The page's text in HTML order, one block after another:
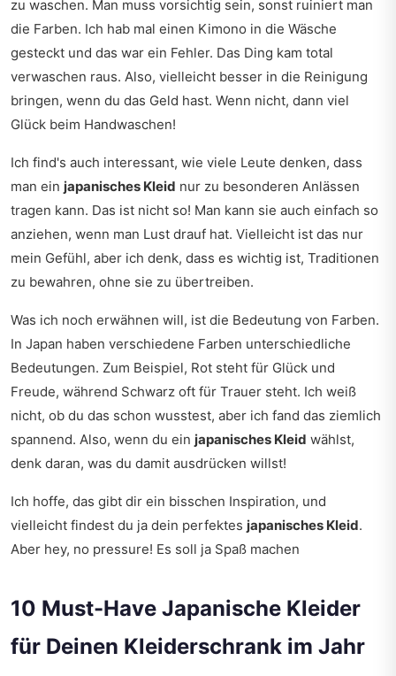
zu waschen. Man muss vorsichtig sein, sonst ruiniert man
die Farben. Ich hab mal einen Kimono in die Wäsche
gesteckt und das war ein Fehler. Das Ding kam total
verwaschen raus. Also, vielleicht besser in die Reinigung
bringen, wenn du das Geld hast. Wenn nicht, dann viel
Glück beim Handwaschen!
Ich find's auch interessant, wie viele Leute denken, dass
man ein japanisches Kleid nur zu besonderen Anlässen
tragen kann. Das ist nicht so! Man kann sie auch einfach so
anziehen, wenn man Lust drauf hat. Vielleicht ist das nur
mein Gefühl, aber ich denk, dass es wichtig ist, Traditionen
zu bewahren, ohne sie zu übertreiben.
Was ich noch erwähnen will, ist die Bedeutung von Farben.
In Japan haben verschiedene Farben unterschiedliche
Bedeutungen. Zum Beispiel, Rot steht für Glück und
Freude, während Schwarz oft für Trauer steht. Ich weiß
nicht, ob du das schon wusstest, aber ich fand das ziemlich
spannend. Also, wenn du ein japanisches Kleid wählst,
denk daran, was du damit ausdrücken willst!
Ich hoffe, das gibt dir ein bisschen Inspiration, und
vielleicht findest du ja dein perfektes japanisches Kleid.
Aber hey, no pressure! Es soll ja Spaß machen
10 Must-Have Japanische Kleider
für Deinen Kleiderschrank im Jahr